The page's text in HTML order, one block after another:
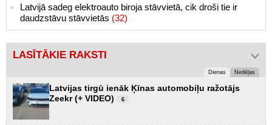
Latvijā sadeg elektroauto biroja stāvvietā, cik droši tie ir
daudzstāvu stāvvietās (32)
LASĪTĀKIE RAKSTI
Dienas Nedēļas
Latvijas tirgū ienāk Ķīnas automobiļu ražotājs
Zeekr (+ VIDEO)
6